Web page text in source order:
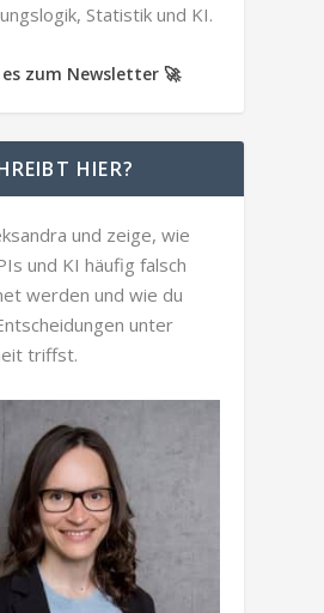
Statistik und KI.
zum Newsletter 🚀
HIER?
und zeige, wie
und KI häufig falsch
werden und wie du
unter
triffst.